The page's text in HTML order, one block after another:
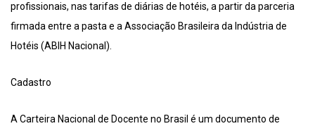
profissionais, nas tarifas de diárias de hotéis, a partir da parceria
firmada entre a pasta e a Associação Brasileira da Indústria de
Hotéis (ABIH Nacional).
Cadastro
A Carteira Nacional de Docente no Brasil é um documento de